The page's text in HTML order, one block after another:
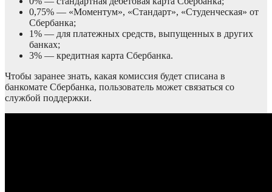
0,75% — «Моментум», «Стандарт», «Студенческая» от
Сбербанка;
1% — для платежных средств, выпущенных в других
банках;
3% — кредитная карта Сбербанка.
Чтобы заранее знать, какая комиссия будет списана в
банкомате Сбербанка, пользователь может связаться со
службой поддержки.